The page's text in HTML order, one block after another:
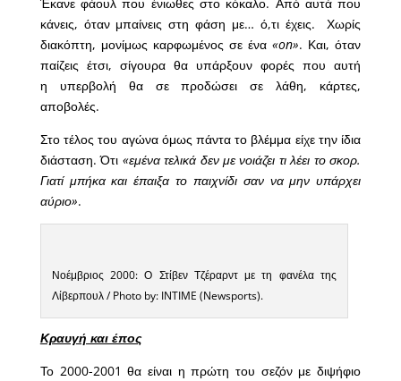
κάνεις, όταν μπαίνεις στη φάση με… ό,τι έχεις. Χωρίς
διακόπτη, μονίμως καρφωμένος σε ένα«on». Και, όταν
παίζεις έτσι, σίγουρα θα υπάρξουν φορές που αυτή
η υπερβολή θα σε προδώσει σε λάθη, κάρτες,
αποβολές.
Στο τέλος του αγώνα όμως πάντα το βλέμμα είχε την ίδια
διάσταση. Ότι «εμένα τελικά δεν με νοιάζει τι λέει το σκορ.
Γιατί μπήκα και έπαιξα το παιχνίδι σαν να μην υπάρχει
αύριο».
Νοέμβριος 2000: Ο Στίβεν Τζέραρντ με τη φανέλα της
Λίβερπουλ / Photo by: INTIME (Newsports).
Κραυγή και έπος
Το 2000-2001 θα είναι η πρώτη του σεζόν με διψήφιο